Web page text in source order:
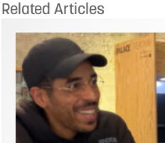
Related Articles